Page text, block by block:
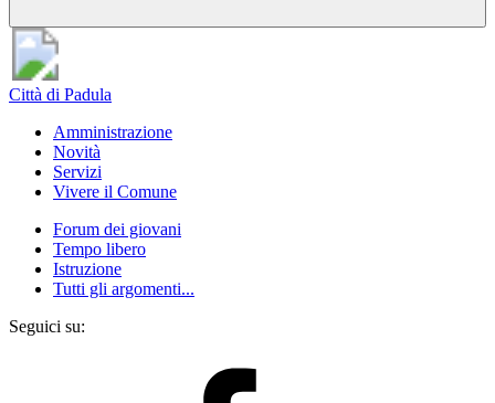
Città di Padula
Amministrazione
Novità
Servizi
Vivere il Comune
Forum dei giovani
Tempo libero
Istruzione
Tutti gli argomenti...
Seguici su: